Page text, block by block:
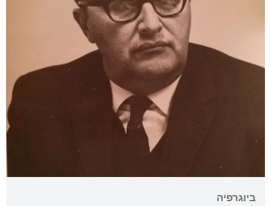
ביוגרפיה